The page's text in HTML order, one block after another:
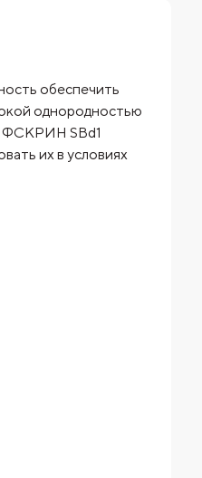
обеспечить
однородностью
SBd1
их в условиях